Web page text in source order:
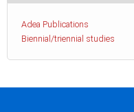
Adea Publications
Biennial/triennial studies